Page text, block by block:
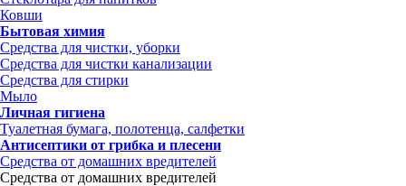
Ковши
Бытовая химия
Средства для чистки, уборки
Средства для чистки канализации
Средства для стирки
Мыло
Личная гигиена
Туалетная бумага, полотенца, салфетки
Антисептики от грибка и плесени
Средства от домашних вредителей
Средства от домашних вредителей